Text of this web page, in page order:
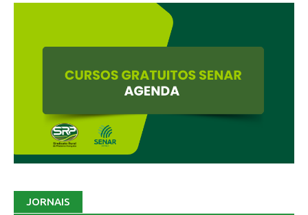
JORNAIS